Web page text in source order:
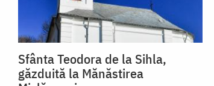
Sfânta Teodora de la Sihla,
găzduită la Mănăstirea